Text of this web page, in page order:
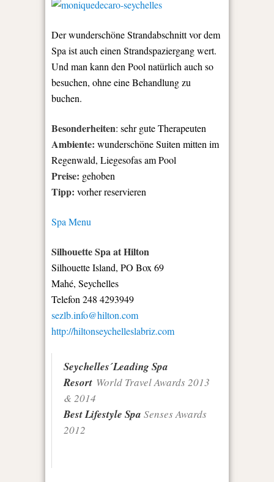
Der wunderschöne Strandabschnitt vor dem
Spa ist auch einen Strandspaziergang wert.
Und man kann den Pool natürlich auch so
besuchen, ohne eine Behandlung zu
buchen.
Besonderheiten: sehr gute Therapeuten
Ambiente: wunderschöne Suiten mitten im
Regenwald, Liegesofas am Pool
Preise: gehoben
Tipp: vorher reservieren
Spa Menu
Silhouette Spa at Hilton
Silhouette Island, PO Box 69
Mahé, Seychelles
Telefon 248 4293949
sezlb.info@hilton.com
http://hiltonseychelleslabriz.com
Seychelles´Leading Spa
Resort World Travel Awards 2013
& 2014
Best Lifestyle Spa Senses Awards
2012